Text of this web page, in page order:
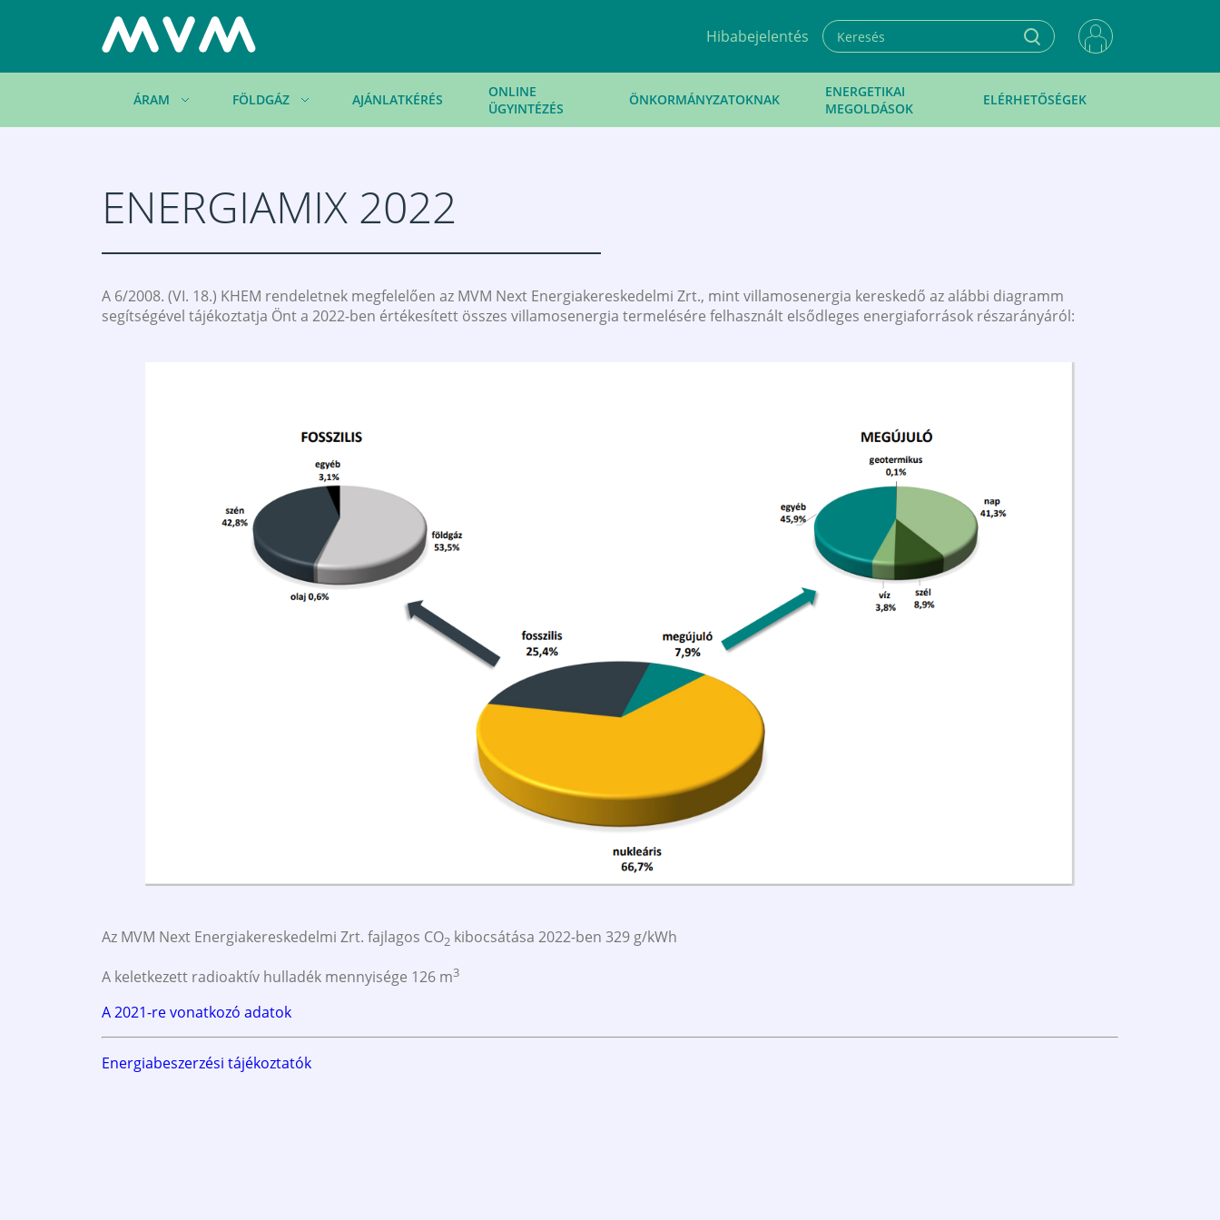
Hibabejelentés
ÁRAM FÖLDGÁZ AJÁNLATKÉRÉS
ONLINE
ÜGYINTÉZÉS
ÖNKORMÁNYZATOKNAK
ENERGETIKAI
MEGOLDÁSOK
ELÉRHETŐSÉGEK
ENERGIAMIX 2022
A 6/2008. (VI. 18.) KHEM rendeletnek megfelelően az MVM Next Energiakereskedelmi Zrt., mint villamosenergia kereskedő az alábbi diagramm
segítségével tájékoztatja Önt a 2022-ben értékesített összes villamosenergia termelésére felhasznált elsődleges energiaforrások részarányáról:
Az MVM Next Energiakereskedelmi Zrt. fajlagos CO2 kibocsátása 2022-ben 329 g/kWh
A keletkezett radioaktív hulladék mennyisége 126 m3
A 2021-re vonatkozó adatok
Energiabeszerzési tájékoztatók